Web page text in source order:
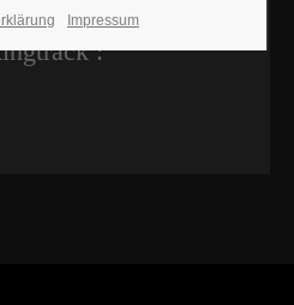
:
Impressum